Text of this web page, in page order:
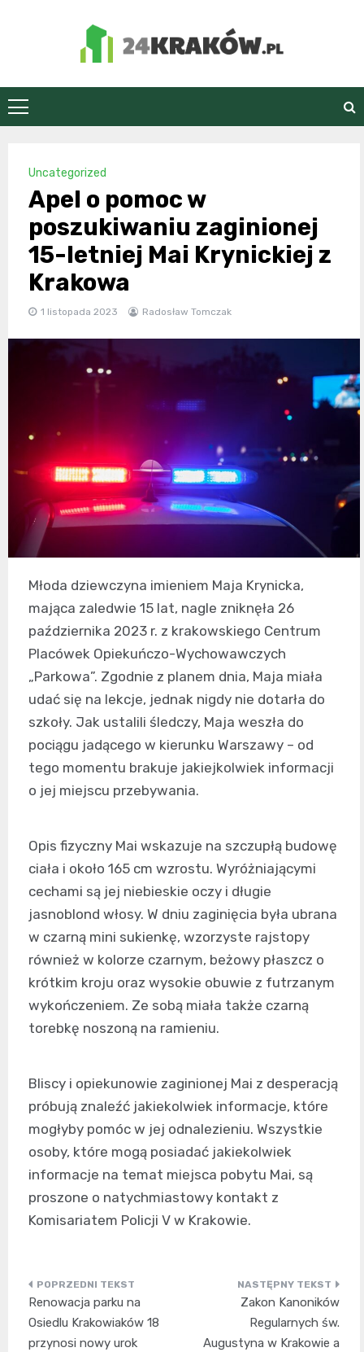
24Kraków.pl
Uncategorized
Apel o pomoc w
poszukiwaniu zaginionej
15-letniej Mai Krynickiej z
Krakowa
1 listopada 2023 Radosław Tomczak
Młoda dziewczyna imieniem Maja Krynicka,
mająca zaledwie 15 lat, nagle zniknęła 26
października 2023 r. z krakowskiego Centrum
Placówek Opiekuńczo-Wychowawczych
„Parkowa”. Zgodnie z planem dnia, Maja miała
udać się na lekcje, jednak nigdy nie dotarła do
szkoły. Jak ustalili śledczy, Maja weszła do
pociągu jadącego w kierunku Warszawy – od
tego momentu brakuje jakiejkolwiek informacji
o jej miejscu przebywania.
Opis fizyczny Mai wskazuje na szczupłą budowę
ciała i około 165 cm wzrostu. Wyróżniającymi
cechami są jej niebieskie oczy i długie
jasnoblond włosy. W dniu zaginięcia była ubrana
w czarną mini sukienkę, wzorzyste rajstopy
również w kolorze czarnym, beżowy płaszcz o
krótkim kroju oraz wysokie obuwie z futrzanym
wykończeniem. Ze sobą miała także czarną
torebkę noszoną na ramieniu.
Bliscy i opiekunowie zaginionej Mai z desperacją
próbują znaleźć jakiekolwiek informacje, które
mogłyby pomóc w jej odnalezieniu. Wszystkie
osoby, które mogą posiadać jakiekolwiek
informacje na temat miejsca pobytu Mai, są
proszone o natychmiastowy kontakt z
Komisariatem Policji V w Krakowie.
Nawigacja
wpisu
Renowacja parku na
Osiedlu Krakowiaków 18
przynosi nowy urok
Zakon Kanoników
Regularnych św.
Augustyna w Krakowie a